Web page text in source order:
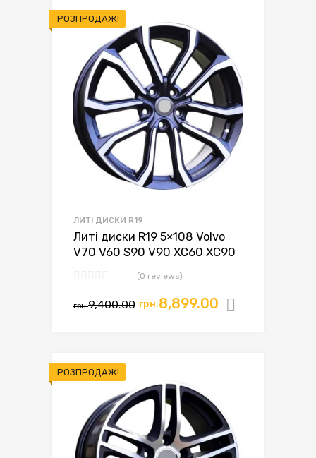
РОЗПРОДАЖ!
ЛИТІ ДИСКИ R19
Литі диски R19 5×108 Volvo
V70 V60 S90 V90 XC60 XC90
(0 reviews)
грн.9,400.00 грн.8,899.00
РОЗПРОДАЖ!